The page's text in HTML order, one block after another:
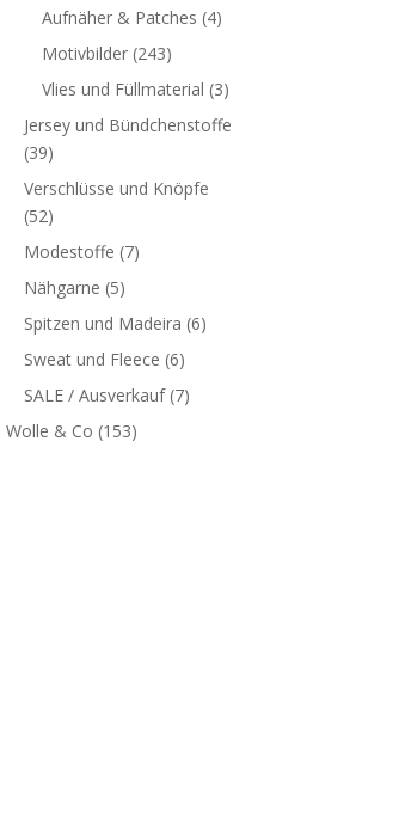
Aufnäher & Patches (4)
Motivbilder (243)
Vlies und Füllmaterial (3)
Jersey und Bündchenstoffe
(39)
Verschlüsse und Knöpfe
(52)
Modestoffe (7)
Nähgarne (5)
Spitzen und Madeira (6)
Sweat und Fleece (6)
SALE / Ausverkauf (7)
Wolle & Co (153)